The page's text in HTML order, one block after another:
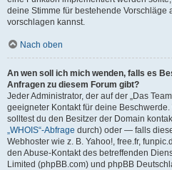
deine Stimme für bestehende Vorschläge
vorschlagen kannst.
Nach oben
An wen soll ich mich wenden, falls es
Anfragen zu diesem Forum gibt?
Jeder Administrator, der auf der „Das
geeigneter Kontakt für deine
solltest du den Besitzer der Domain
„WHOIS“-Abfrage durch) oder — falls
Webhoster wie z. B. Yahoo!, free.fr,
den Abuse-Kontakt des betreffenden
Limited (phpBB.com) und phpBB